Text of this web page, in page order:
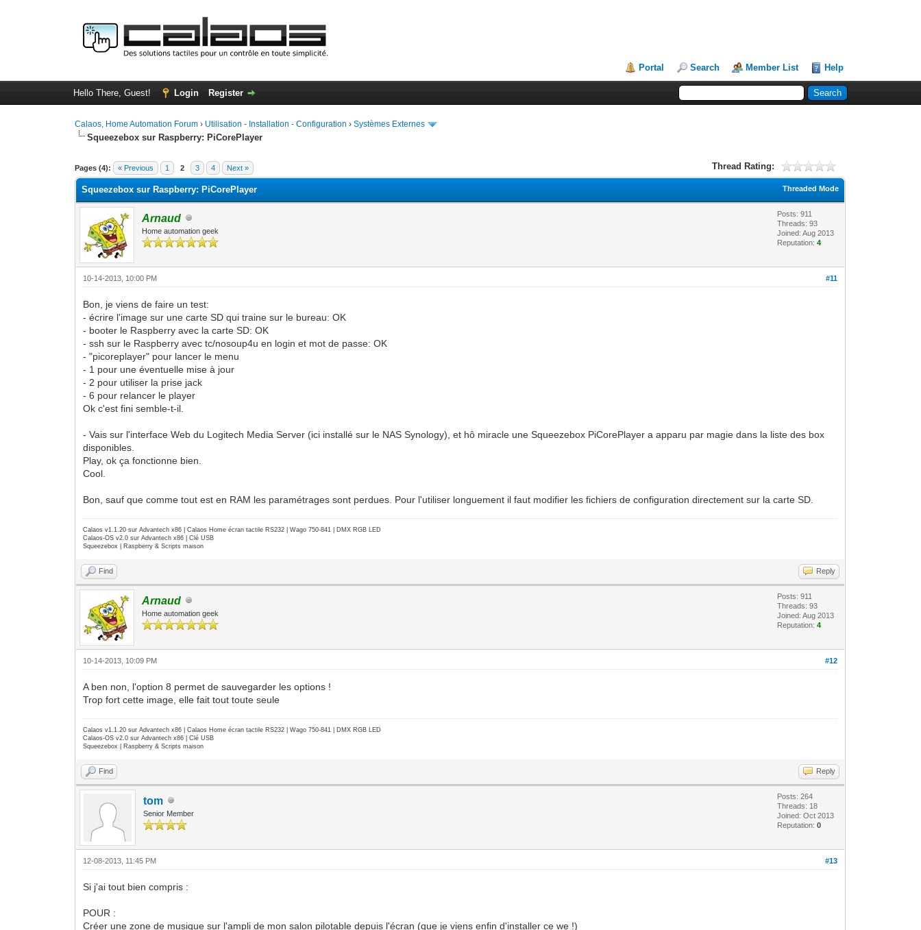
Portal Search Member List Help
Hello There, Guest! Login Register
Calaos, Home Automation Forum › Utilisation - Installation - Configuration ›Systèmes Externes
Squeezebox sur Raspberry: PiCorePlayer
Pages (4): « Previous 1 2 3 4 Next » Thread Rating:
0 Vote(s) - 0 Average
1
2
3
4
5
Threaded Mode
Squeezebox sur Raspberry: PiCorePlayer
Arnaud
Home automation geek
Posts: 911
Threads: 93
Joined: Aug 2013
Reputation:4
#11
10-14-2013, 10:00 PM
Bon, je viens de faire un test:
- écrire l'image sur une carte SD qui traine sur le bureau: OK
- booter le Raspberry avec la carte SD: OK
- ssh sur le Raspberry avec tc/nosoup4u en login et mot de passe: OK
- "picoreplayer" pour lancer le menu
- 1 pour une éventuelle mise à jour
- 2 pour utiliser la prise jack
- 6 pour relancer le player
Ok c'est fini semble-t-il.
- Vais sur l'interface Web du Logitech Media Server (ici installé sur le NAS Synology), et hô miracle une Squeezebox PiCorePlayer a apparu par magie dans la liste des box
disponibles.
Play, ok ça fonctionne bien.
Cool.
Bon, sauf que comme tout est en RAM les paramétrages sont perdues. Pour l'utiliser longuement il faut modifier les fichiers de configuration directement sur la carte SD.
Calaos v1.1.20 sur Advantech x86 | Calaos Home écran tactile RS232 | Wago 750-841 | DMX RGB LED
Calaos-OS v2.0 sur Advantech x86 | Clé USB
Squeezebox | Raspberry & Scripts maison
Find Reply
Arnaud
Home automation geek
Posts: 911
Threads: 93
Joined: Aug 2013
Reputation:4
#12
10-14-2013, 10:09 PM
A ben non, l'option 8 permet de sauvegarder les options !
Trop fort cette image, elle fait tout toute seule
Calaos v1.1.20 sur Advantech x86 | Calaos Home écran tactile RS232 | Wago 750-841 | DMX RGB LED
Calaos-OS v2.0 sur Advantech x86 | Clé USB
Squeezebox | Raspberry & Scripts maison
Find Reply
tom
Senior Member
Posts: 264
Threads: 18
Joined: Oct 2013
Reputation:0
#13
12-08-2013, 11:45 PM
Si j'ai tout bien compris :
POUR :
Créer une zone de musique sur l'ampli de mon salon pilotable depuis l'écran (que je viens enfin d'installer ce we !)